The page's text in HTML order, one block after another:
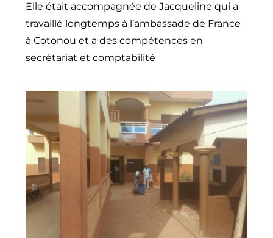
Elle était accompagnée de Jacqueline qui a
travaillé longtemps à l’ambassade de France
à Cotonou et a des compétences en
secrétariat et comptabilité